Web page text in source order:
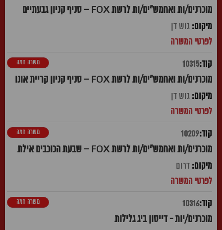
מוכרנים/ות ואחמש"ים/ות לרשת FOX – סניף קניון גבעתיים
גוש דן
10315
מוכרנים/ות ואחמש"ים/ות לרשת FOX – סניף קניון קריית אונו
משרה חמה
גוש דן
10209
מוכרנים/ות ואחמש"ים/ות לרשת FOX – שבעת הכוכבים אילת
משרה חמה
דרום
10316
מוכרנים/יות - דייסון ביג גלילות
משרה חמה